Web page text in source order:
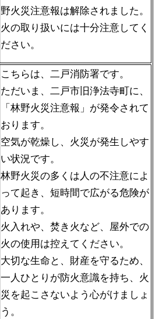
野火災注意報は解除されました。
火の取り扱いには十分注意してく
ださい。
こちらは、二戸消防署です。
ただいま、二戸市旧浄法寺町に、
「林野火災注意報」が発令されて
おります。
空気が乾燥し、火災が発生しやす
い状況です。
林野火災の多くは人の不注意によ
って起き、短時間で広がる危険が
あります。
火入れや、焚き火など、屋外での
火の使用は控えてください。
大切な生命と、財産を守るため、
一人ひとりが防火意識を持ち、火
災を起こさないよう心がけましょ
う。